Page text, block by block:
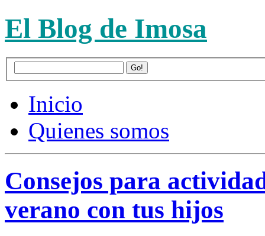
El Blog de Imosa
Inicio
Quienes somos
Consejos para
verano con tus hijos